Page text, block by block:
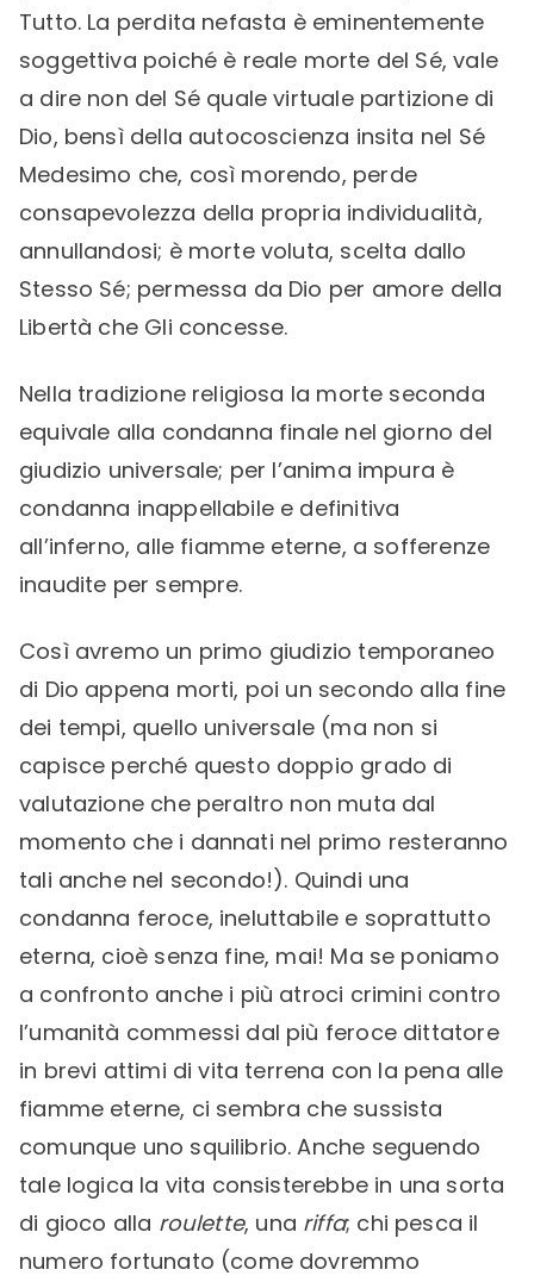
Tutto. La perdita nefasta è eminentemente
soggettiva poiché è reale morte del Sé, vale
a dire non del Sé quale virtuale partizione di
Dio, bensì della autocoscienza insita nel Sé
Medesimo che, così morendo, perde
consapevolezza della propria individualità,
annullandosi; è morte voluta, scelta dallo
Stesso Sé; permessa da Dio per amore della
Libertà che Gli concesse.
Nella tradizione religiosa la morte seconda
equivale alla condanna finale nel giorno del
giudizio universale; per l’anima impura è
condanna inappellabile e definitiva
all’inferno, alle fiamme eterne, a sofferenze
inaudite per sempre.
Così avremo un primo giudizio temporaneo
di Dio appena morti, poi un secondo alla fine
dei tempi, quello universale (ma non si
capisce perché questo doppio grado di
valutazione che peraltro non muta dal
momento che i dannati nel primo resteranno
tali anche nel secondo!). Quindi una
condanna feroce, ineluttabile e soprattutto
eterna, cioè senza fine, mai! Ma se poniamo
a confronto anche i più atroci crimini contro
l’umanità commessi dal più feroce dittatore
in brevi attimi di vita terrena con la pena alle
fiamme eterne, ci sembra che sussista
comunque uno squilibrio. Anche seguendo
tale logica la vita consisterebbe in una sorta
di gioco alla roulette, una riffa; chi pesca il
numero fortunato (come dovremmo